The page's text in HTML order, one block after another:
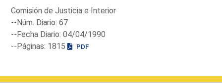
Comisión de Justicia e Interior
--Núm. Diario: 67
--Fecha Diario: 04/04/1990
--Páginas: 1815
PDF